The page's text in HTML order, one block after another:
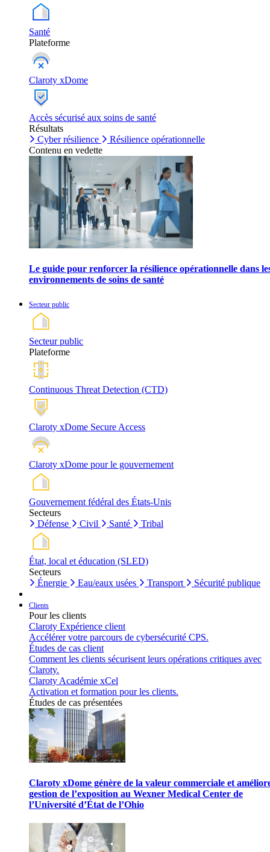
Santé
Plateforme
Claroty xDome
Accès sécurisé aux soins de santé
Résultats
Cyber résilience
Résilience opérationnelle
Contenu en vedette
Le guide pour renforcer la résilience opérationnelle dans
environnements de soins de santé
Secteur public
Secteur public
Plateforme
Continuous Threat Detection (CTD)
Claroty xDome Secure Access
Claroty xDome pour le gouvernement
Gouvernement fédéral des États-Unis
Secteurs
Défense
Civil Santé Tribal
État, local et éducation (SLED)
Secteurs
Énergie
Eau/eaux usées Transport Sécurité publique
Clients
Pour les clients
Claroty Expérience client
Accélérer votre parcours de cybersécurité CPS.
Études de cas client
Comment les clients sécurisent leurs opérations critiques avec
Claroty.
Claroty Académie xCel
Activation et formation pour les clients.
Études de cas présentées
Claroty xDome génère de la valeur commerciale et
gestion de l’exposition au Wexner Medical Center de
l’Université d’État de l’Ohio